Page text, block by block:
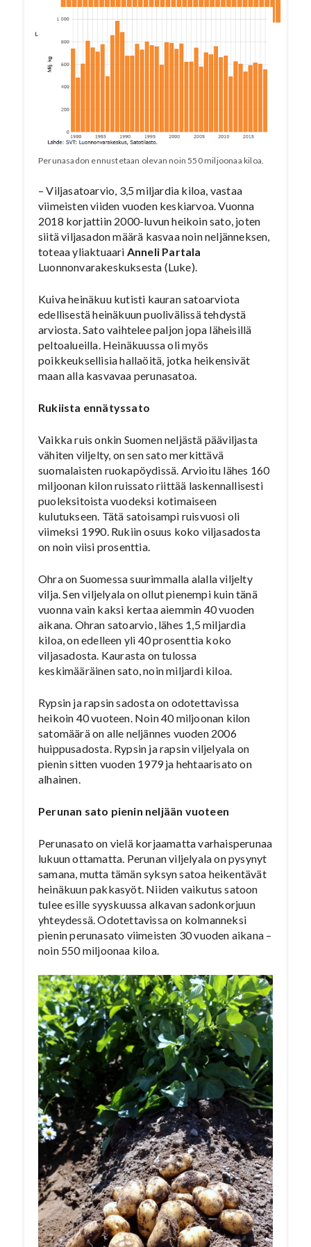
Perunasadon ennustetaan olevan noin 550 miljoonaa kiloa.
– Viljasatoarvio, 3,5 miljardia kiloa, vastaa
viimeisten viiden vuoden keskiarvoa. Vuonna
2018 korjattiin 2000-luvun heikoin sato, joten
siitä viljasadon määrä kasvaa noin neljänneksen,
toteaa yliaktuaari Anneli Partala
Luonnonvarakeskuksesta (Luke).
Kuiva heinäkuu kutisti kauran satoarviota
edellisestä heinäkuun puolivälissä tehdystä
arviosta. Sato vaihtelee paljon jopa läheisillä
peltoalueilla. Heinäkuussa oli myös
poikkeuksellisia hallaöitä, jotka heikensivät
maan alla kasvavaa perunasatoa.
Rukiista ennätyssato
Vaikka ruis onkin Suomen neljästä pääviljasta
vähiten viljelty, on sen sato merkittävä
suomalaisten ruokapöydissä. Arvioitu lähes 160
miljoonan kilon ruissato riittää laskennallisesti
puoleksitoista vuodeksi kotimaiseen
kulutukseen. Tätä satoisampi ruisvuosi oli
viimeksi 1990. Rukiin osuus koko viljasadosta
on noin viisi prosenttia.
Ohra on Suomessa suurimmalla alalla viljelty
vilja. Sen viljelyala on ollut pienempi kuin tänä
vuonna vain kaksi kertaa aiemmin 40 vuoden
aikana. Ohran satoarvio, lähes 1,5 miljardia
kiloa, on edelleen yli 40 prosenttia koko
viljasadosta. Kaurasta on tulossa
keskimääräinen sato, noin miljardi kiloa.
Rypsin ja rapsin sadosta on odotettavissa
heikoin 40 vuoteen. Noin 40 miljoonan kilon
satomäärä on alle neljännes vuoden 2006
huippusadosta. Rypsin ja rapsin viljelyala on
pienin sitten vuoden 1979 ja hehtaarisato on
alhainen.
Perunan sato pienin neljään vuoteen
Perunasato on vielä korjaamatta varhaisperunaa
lukuun ottamatta. Perunan viljelyala on pysynyt
samana, mutta tämän syksyn satoa heikentävät
heinäkuun pakkasyöt. Niiden vaikutus satoon
tulee esille syyskuussa alkavan sadonkorjuun
yhteydessä. Odotettavissa on kolmanneksi
pienin perunasato viimeisten 30 vuoden aikana –
noin 550 miljoonaa kiloa.